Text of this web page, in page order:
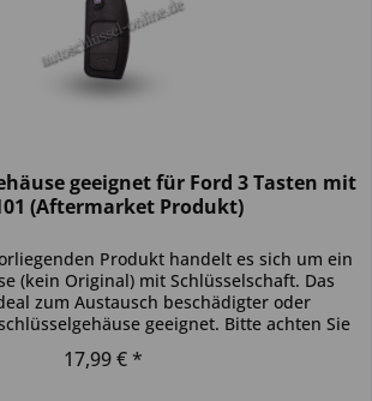
geeignet für Ford 3 Tasten mit
(Aftermarket Produkt)
Produkt handelt es sich um ein
(kein Original) mit Schlüsselschaft. Das
zum Austausch beschädigter oder
geeignet. Bitte achten Sie
17,99 € *